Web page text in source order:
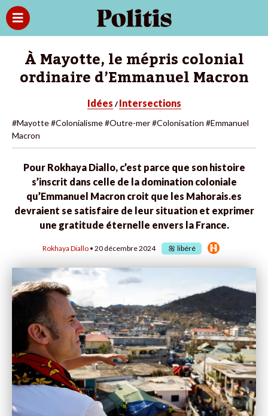
À Mayotte, le mépris colonial
ordinaire d’Emmanuel Macron
Idées / Intersections
#Mayotte#Colonialisme#Outre-mer#Colonisation #Emmanuel
Macron
Pour Rokhaya Diallo, c’est parce que son histoire
s’inscrit dans celle de la domination coloniale
qu’Emmanuel Macron croit que les Mahorais.es
devraient se satisfaire de leur situation et exprimer
une gratitude éternelle envers la France.
Rokhaya Diallo • 20 décembre 2024 libéré